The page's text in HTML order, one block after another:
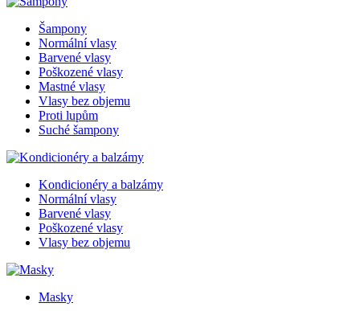
Šampony
Normální vlasy
Barvené vlasy
Poškozené vlasy
Mastné vlasy
Vlasy bez objemu
Proti lupům
Suché šampony
Kondicionéry a balzámy
Normální vlasy
Barvené vlasy
Poškozené vlasy
Vlasy bez objemu
Masky